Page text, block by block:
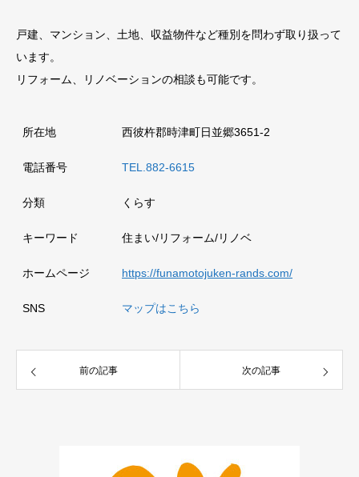
戸建、マンション、土地、収益物件など種別を問わず取り扱って
います。
リフォーム、リノベーションの相談も可能です。
所在地 西彼杵郡時津町日並郷3651-2
電話番号 TEL.882-6615
分類 くらす
キーワード 住まい/リフォーム/リノベ
ホームページ https://funamotojuken-rands.com/
SNS マップはこちら
前の記事 次の記事